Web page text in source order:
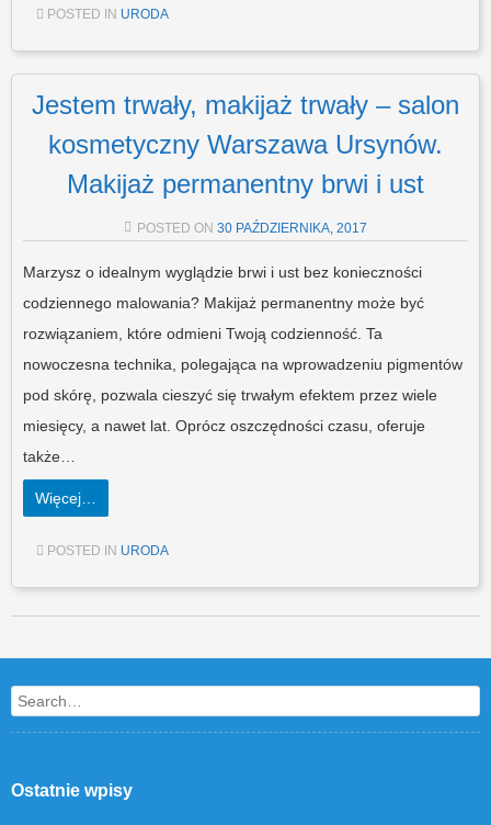
POSTED IN URODA
Jestem trwały, makijaż trwały – salon
kosmetyczny Warszawa Ursynów.
Makijaż permanentny brwi i ust
POSTED ON 30 PAŹDZIERNIKA, 2017
Marzysz o idealnym wyglądzie brwi i ust bez konieczności
codziennego malowania? Makijaż permanentny może być
rozwiązaniem, które odmieni Twoją codzienność. Ta
nowoczesna technika, polegająca na wprowadzeniu pigmentów
pod skórę, pozwala cieszyć się trwałym efektem przez wiele
miesięcy, a nawet lat. Oprócz oszczędności czasu, oferuje
także…
Więcej…
POSTED IN URODA
Post navigation
Search
Ostatnie wpisy